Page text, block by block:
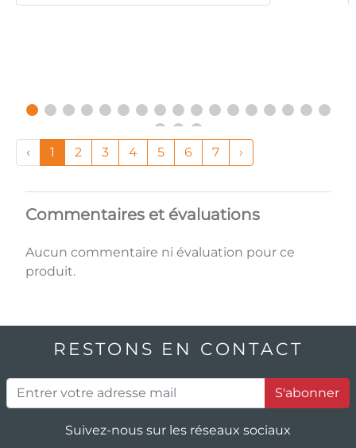
‹ 1 2 3 4 5 6 7 ›
Commentaires et évaluations
Aucun commentaire ni évaluation pour ce
produit.
RESTONS EN CONTACT
S'abonner
Suivez-nous sur les réseaux sociaux